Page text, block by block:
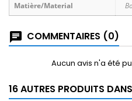
Matière/Material
COMMENTAIRES (0)
Aucun avis n'a été
16 AUTRES PRODUITS